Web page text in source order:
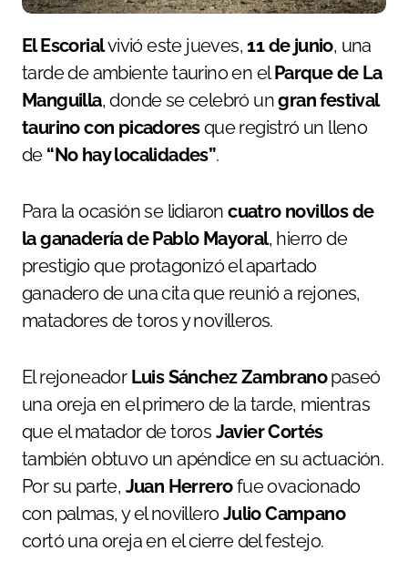
El Escorialvivió este jueves,11 de junio, una
tarde de ambiente taurino en elParque de La
Manguilla, donde se celebró ungran festival
taurino con picadoresque registró un lleno
de “No hay localidades”.
Para la ocasión se lidiaroncuatro novillos de
la ganadería de Pablo Mayoral, hierro de
prestigio que protagonizó el apartado
ganadero de una cita que reunió a rejones,
matadores de toros y novilleros.
El rejoneador Luis Sánchez Zambranopaseó
una oreja en el primero de la tarde, mientras
que el matador de toros Javier Cortés
también obtuvo un apéndice en su actuación.
Por su parte, Juan Herrerofue ovacionado
con palmas, y el novilleroJulio Campano
cortó una oreja en el cierre del festejo.